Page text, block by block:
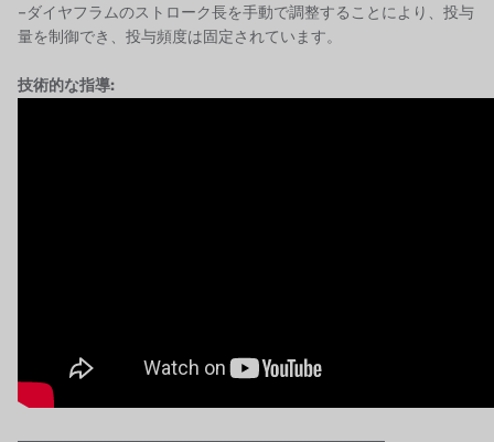
アズビル（山武）
オルトレマーレ
レシップ
–ダイヤフラムのストローク長を手動で調整することにより、投与
量を制御でき、投与頻度は固定されています。
技術的な指導: